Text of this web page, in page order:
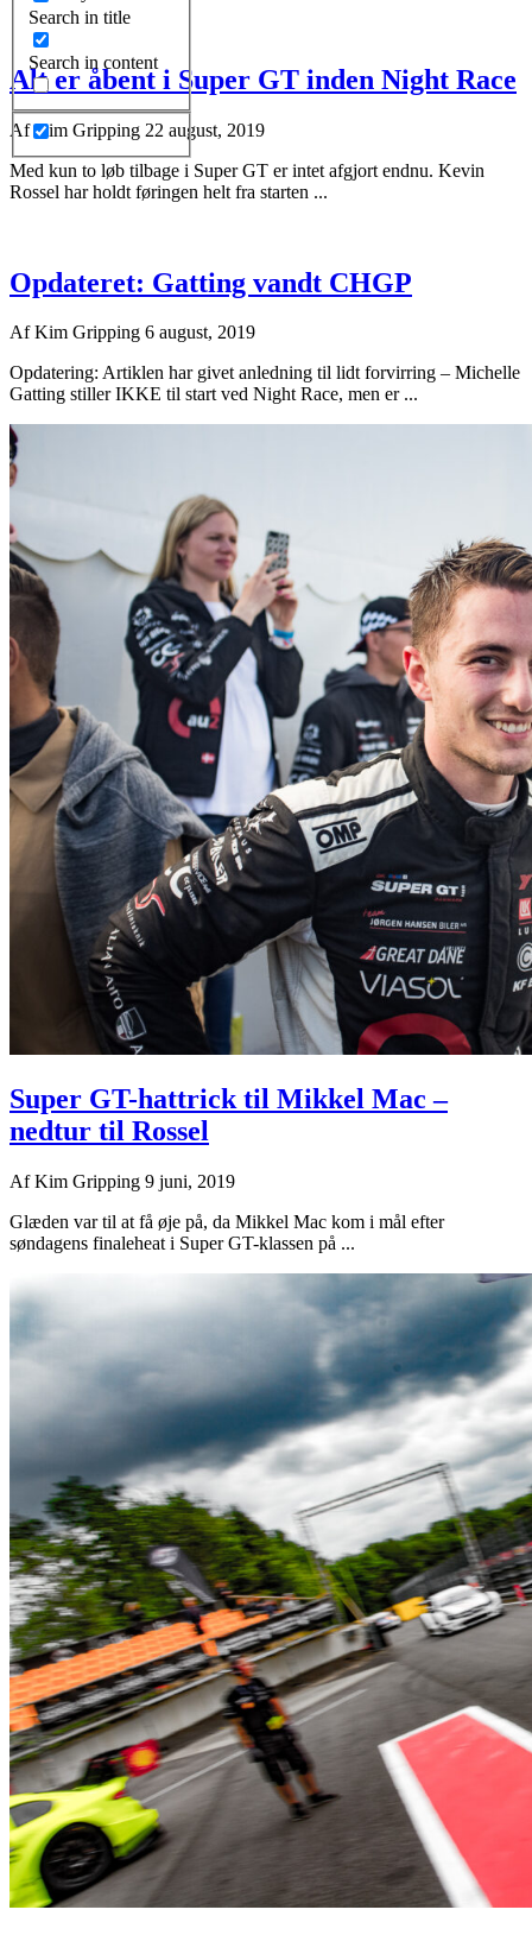
Search in title
Search in content
Alt er åbent i Super GT inden Night Race
AfKim Gripping 22 august, 2019
Med kun to løb tilbage i Super GT er intet afgjort endnu. Kevin
Rossel har holdt føringen helt fra starten ...
Opdateret: Gatting vandt CHGP
AfKim Gripping 6 august, 2019
Opdatering: Artiklen har givet anledning til lidt forvirring – Michelle
Gatting stiller IKKE til start ved Night Race, men er ...
Super GT-hattrick til Mikkel Mac –
nedtur til Rossel
AfKim Gripping 9 juni, 2019
Glæden var til at få øje på, da Mikkel Mac kom i mål efter
søndagens finaleheat i Super GT-klassen på ...